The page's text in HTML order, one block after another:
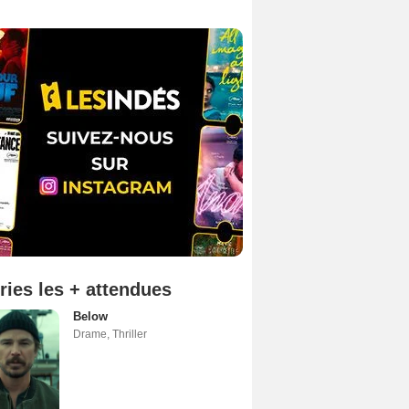
les + attendues
Below
Drame Thriller